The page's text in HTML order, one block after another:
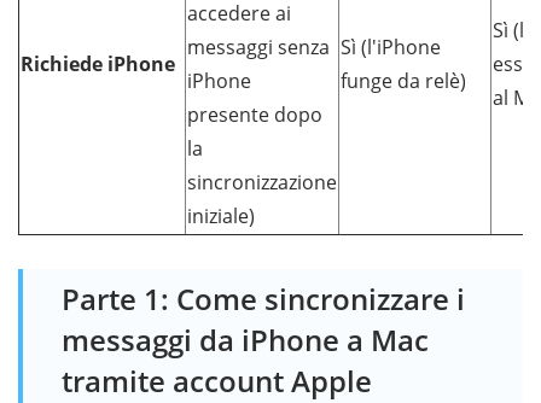
Richiede iPhone
accedere ai
messaggi senza
iPhone
presente dopo
la
sincronizzazione
iniziale)
Sì (l'iPhone
funge da relè)
Sì
al
Parte 1: Come sincronizzare i
messaggi da iPhone a Mac
tramite account Apple